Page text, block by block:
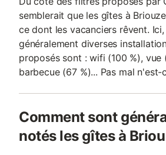
semblerait que les gîtes à
ce dont les vacanciers rêvent.
généralement diverses
proposés sont : wifi (100 %), vue
barbecue (67 %)... Pas mal n'est-
Comment sont
notés les gîtes à